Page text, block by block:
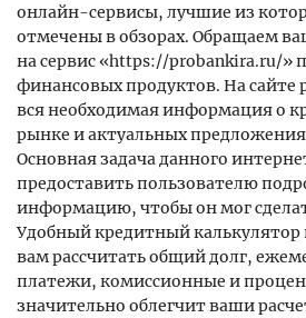
онлайн-сервисы, лучшие из
отмечены в обзорах. Обращаем
на сервис «https://probankira.ru/»
финансовых продуктов. На сайте
вся необходимая информация о
рынке и актуальных
Основная задача данного
предоставить пользователю
информацию, чтобы он мог
Удобный кредитный
вам рассчитать общий долг,
платежи, комиссионные и
значительно облегчит ваши